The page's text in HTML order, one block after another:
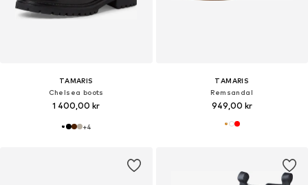
TAMARIS
Chelsea boots
1 400,00 kr
+4
TAMARIS
Remsandal
949,00 kr